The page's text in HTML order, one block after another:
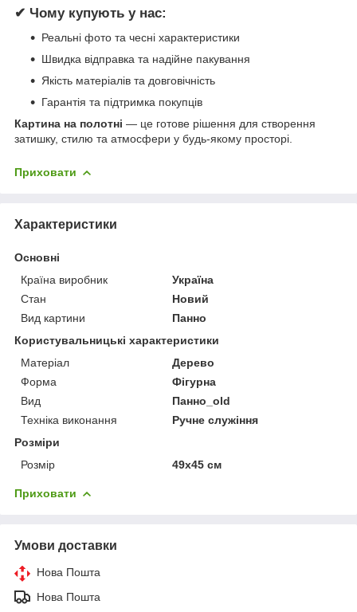
✔ Чому купують у нас:
Реальні фото та чесні характеристики
Швидка відправка та надійне пакування
Якість матеріалів та довговічність
Гарантія та підтримка покупців
Картина на полотні — це готове рішення для створення
затишку, стилю та атмосфери у будь-якому просторі.
Приховати
Характеристики
Основні
Країна виробник
Україна
Стан
Новий
Вид картини
Панно
Користувальницькі характеристики
Матеріал
Дерево
Форма
Фігурна
Вид
Панно_оld
Техніка виконання
Ручне служіння
Розміри
Розмір
49х45 см
Приховати
Умови доставки
Нова Пошта
Нова Пошта